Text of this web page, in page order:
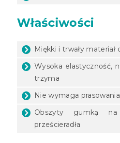
Właściwości
Miękki i trwały materiał
Wysoka elastyczność,
trzyma
Nie wymaga prasowania
Obszyty gumką na
prześcieradła